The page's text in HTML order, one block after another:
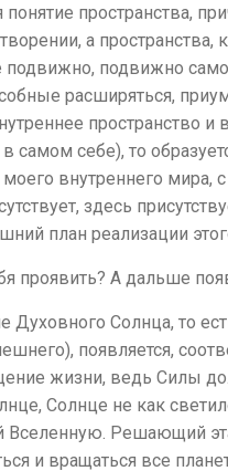
понятие пространства,
а пространства,
подвижно, подвижно
расширяться,
пространство и
самом себе), то
моего внутреннего
здесь
план реализации
проявить? А дальше
Духовного Солнца, то
появляется,
жизни, ведь Силы
Солнце не как
Решающий
и вращаться все